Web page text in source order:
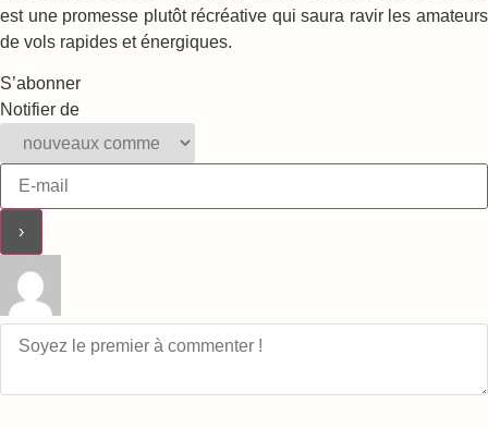
est une promesse plutôt récréative qui saura ravir les amateurs
de vols rapides et énergiques.
S’abonner
Notifier de